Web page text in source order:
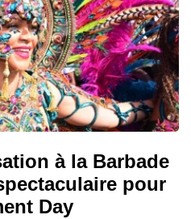
à la Barbade
pour
Day